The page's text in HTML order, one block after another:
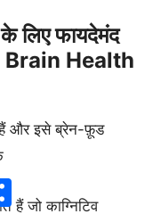
लिए फायदेमंद
Brain Health
हैं और इसे ब्रेन-फ़ूड
हैं जो काग्निटिव